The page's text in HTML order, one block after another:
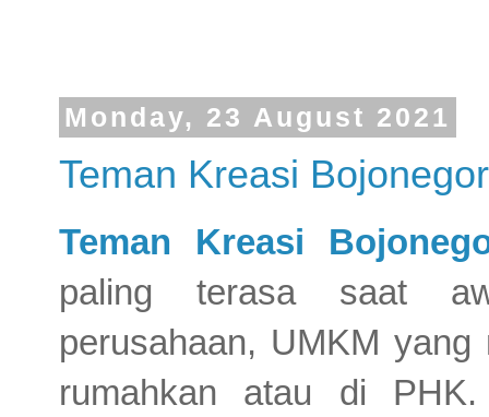
Monday, 23 August 2021
Teman Kreasi
Teman Kreasi
paling terasa saat
perusahaan, UMKM
rumahkan atau di